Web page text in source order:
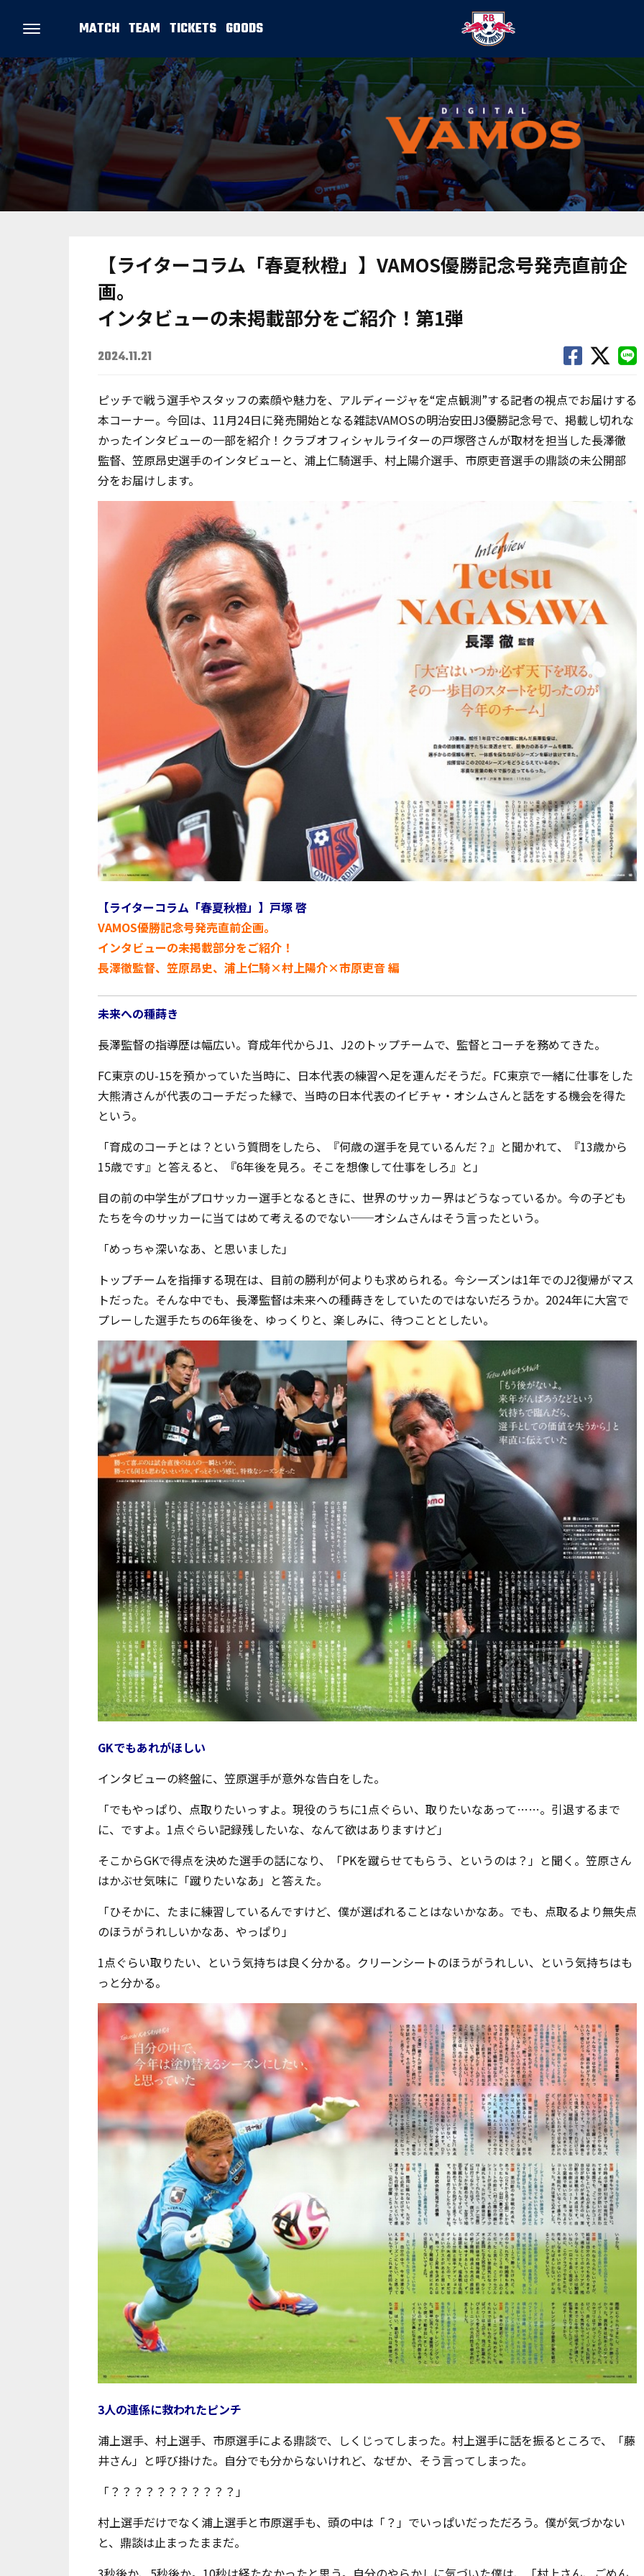
MATCH TEAM TICKETS GOODS
【ライターコラム「春夏秋橙」】VAMOS優勝記念号発売直前企
画。
インタビューの未掲載部分をご紹介！第1弾
2024.11.21
ピッチで戦う選手やスタッフの素顔や魅力を、アルディージャを“定点観測”する記者の視点でお届けする
本コーナー。今回は、11月24日に発売開始となる雑誌VAMOSの明治安田J3優勝記念号で、掲載し切れな
かったインタビューの一部を紹介！クラブオフィシャルライターの戸塚啓さんが取材を担当した長澤徹
監督、笠原昂史選手のインタビューと、浦上仁騎選手、村上陽介選手、市原吏音選手の鼎談の未公開部
分をお届けします。
【ライターコラム「春夏秋橙」】戸塚 啓
VAMOS優勝記念号発売直前企画。
インタビューの未掲載部分をご紹介！
長澤徹監督、笠原昂史、浦上仁騎×村上陽介×市原吏音 編
未来への種蒔き
長澤監督の指導歴は幅広い。育成年代からJ1、J2のトップチームで、監督とコーチを務めてきた。
FC東京のU-15を預かっていた当時に、日本代表の練習へ足を運んだそうだ。FC東京で一緒に仕事をした
大熊清さんが代表のコーチだった縁で、当時の日本代表のイビチャ・オシムさんと話をする機会を得た
という。
「育成のコーチとは？という質問をしたら、『何歳の選手を見ているんだ？』と聞かれて、『13歳から
15歳です』と答えると、『6年後を見ろ。そこを想像して仕事をしろ』と」
目の前の中学生がプロサッカー選手となるときに、世界のサッカー界はどうなっているか。今の子ども
たちを今のサッカーに当てはめて考えるのでない──オシムさんはそう言ったという。
「めっちゃ深いなあ、と思いました」
トップチームを指揮する現在は、目前の勝利が何よりも求められる。今シーズンは1年でのJ2復帰がマス
トだった。そんな中でも、長澤監督は未来への種蒔きをしていたのではないだろうか。2024年に大宮で
プレーした選手たちの6年後を、ゆっくりと、楽しみに、待つこととしたい。
GKでもあれがほしい
インタビューの終盤に、笠原選手が意外な告白をした。
「でもやっぱり、点取りたいっすよ。現役のうちに1点ぐらい、取りたいなあって……。引退するまで
に、ですよ。1点ぐらい記録残したいな、なんて欲はありますけど」
そこからGKで得点を決めた選手の話になり、「PKを蹴らせてもらう、というのは？」と聞く。笠原さん
はかぶせ気味に「蹴りたいなあ」と答えた。
「ひそかに、たまに練習しているんですけど、僕が選ばれることはないかなあ。でも、点取るより無失点
のほうがうれしいかなあ、やっぱり」
1点ぐらい取りたい、という気持ちは良く分かる。クリーンシートのほうがうれしい、という気持ちはも
っと分かる。
3人の連係に救われたピンチ
浦上選手、村上選手、市原選手による鼎談で、しくじってしまった。村上選手に話を振るところで、「藤
井さん」と呼び掛けた。自分でも分からないけれど、なぜか、そう言ってしまった。
「？？？？？？？？？？？」
村上選手だけでなく浦上選手と市原選手も、頭の中は「？」でいっぱいだっただろう。僕が気づかない
と、鼎談は止まったままだ。